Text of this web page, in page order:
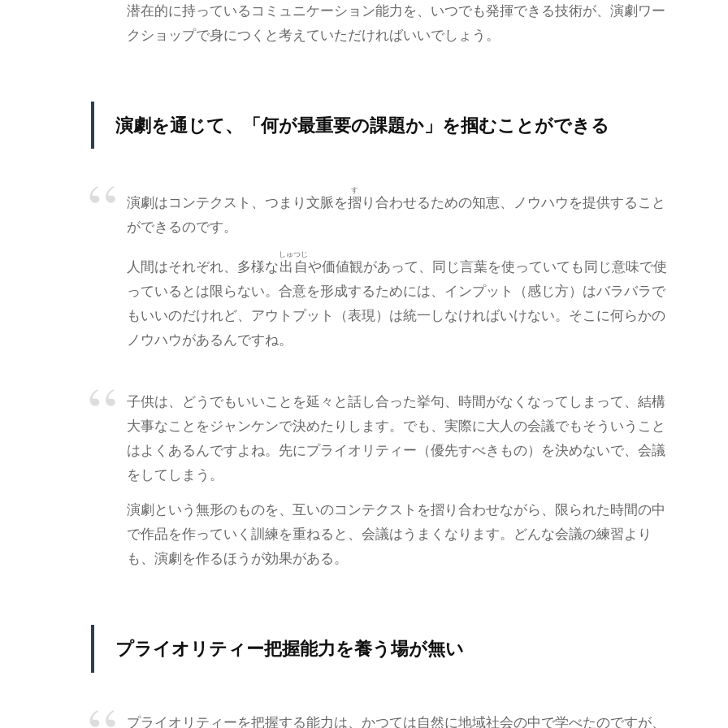
潜在的に持っているコミュニケーション能力を、いつでも発揮できる技術が、演劇ワー
クショップで身につくと考えていただければいいでしょう。
演劇を通じて、「何が最重要の課題か」を掴むことができる
演劇はコンテクスト、つまり文脈を摺
す
り合わせるための知恵、ノウハウを提供すること
ができるのです。
人間はそれぞれ、多様な出自
しゅつじ
や価値観があって、同じ言葉を使っていても同じ意味で使
っているとは限らない。合意を形成するためには、インプット（感じ方）はバラバラで
もいいのだけれど、アウトプット（表現）は統一しなければいけない。そこに何らかの
ノウハウがあるんですね。
子供は、どうでもいいことを延々と話し合った挙句、時間がなくなってしまって、結構
大事なことをジャンケンで決めたりします。でも、実際に大人の会議でもそういうこと
はよくあるんですよね。先にプライオリティー（優先すべきもの）を決めないで、会議
をしてしまう。
演劇という無形のものを、互いのコンテクストを摺り合わせながら、限られた時間の中
で作品を作っていく訓練を重ねると、会議はうまくなります。どんな会議の練習より
も、演劇を作るほうが効果がある。
プライオリティー把握能力を養う場が無い
プライオリティーを把握する能力は、かつては自然に地域社会の中で学べたのですが、